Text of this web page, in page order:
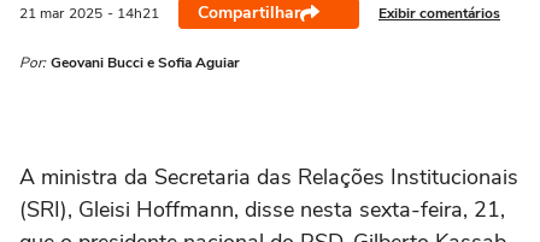
21 mar 2025 - 14h21 Compartilhar Exibir comentários
Por: Geovani Bucci e Sofia Aguiar
A ministra da Secretaria das Relações Institucionais
(SRI), Gleisi Hoffmann, disse nesta sexta-feira, 21,